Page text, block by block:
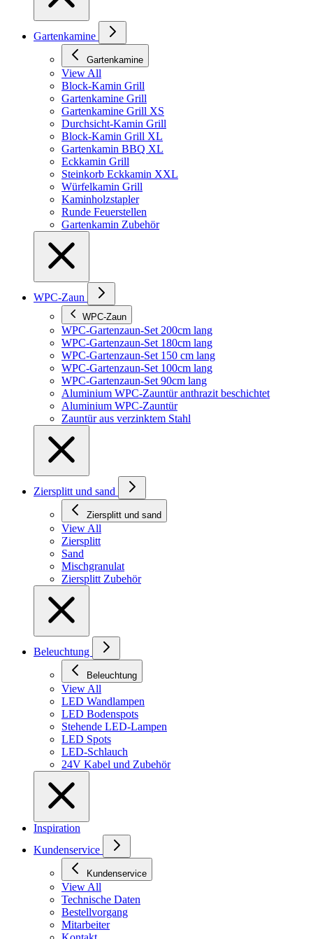
Gartenkamine
Gartenkamine
View All
Block-Kamin Grill
Gartenkamine Grill
Gartenkamine Grill XS
Durchsicht-Kamin Grill
Block-Kamin Grill XL
Gartenkamin BBQ XL
Eckkamin Grill
Steinkorb Eckkamin XXL
Würfelkamin Grill
Kaminholzstapler
Runde Feuerstellen
Gartenkamin Zubehör
WPC-Zaun
WPC-Zaun
WPC-Gartenzaun-Set 200cm lang
WPC-Gartenzaun-Set 180cm lang
WPC-Gartenzaun-Set 150 cm lang
WPC-Gartenzaun-Set 100cm lang
WPC-Gartenzaun-Set 90cm lang
Aluminium WPC-Zauntür anthrazit beschichtet
Aluminium WPC-Zauntür
Zauntür aus verzinktem Stahl
Ziersplitt und sand
Ziersplitt und sand
View All
Ziersplitt
Sand
Mischgranulat
Ziersplitt Zubehör
Beleuchtung
Beleuchtung
View All
LED Wandlampen
LED Bodenspots
Stehende LED-Lampen
LED Spots
LED-Schlauch
24V Kabel und Zubehör
Inspiration
Kundenservice
Kundenservice
View All
Technische Daten
Bestellvorgang
Mitarbeiter